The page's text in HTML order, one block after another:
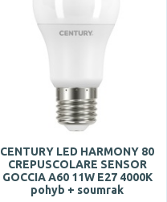
CENTURY LED HARMONY 80
CREPUSCOLARE SENSOR
GOCCIA A60 11W E27 4000K
pohyb + soumrak